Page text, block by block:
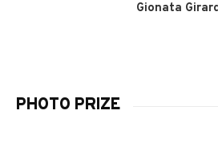
Gionata
PHOTO PRIZE